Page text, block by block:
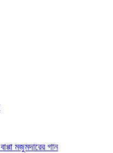
মজুমদারের গান